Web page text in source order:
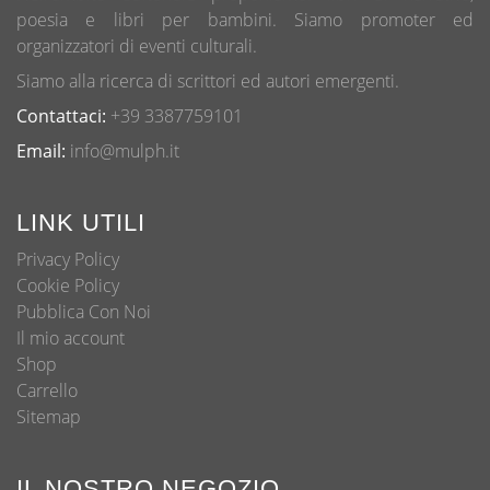
poesia e libri per bambini. Siamo promoter ed
organizzatori di eventi culturali.
Siamo alla ricerca di scrittori ed autori emergenti.
Contattaci: +39 3387759101
Email: info@mulph.it
LINK UTILI
Privacy Policy
Cookie Policy
Pubblica Con Noi
Il mio account
Shop
Carrello
Sitemap